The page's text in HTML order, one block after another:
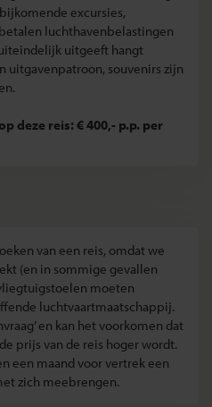
excursies,
luchthavenbelastingen
uitgeeft hangt
uitgavenpatroon, souvenirs zijn
deze reis: € 400,- p.p. per
van een reis, omdat we
(en in sommige gevallen
moeten
luchtvaartmaatschappij.
en kan het voorkomen dat
prijs van de reis hoger wordt.
een maand voor vertrek een
zich meebrengen.